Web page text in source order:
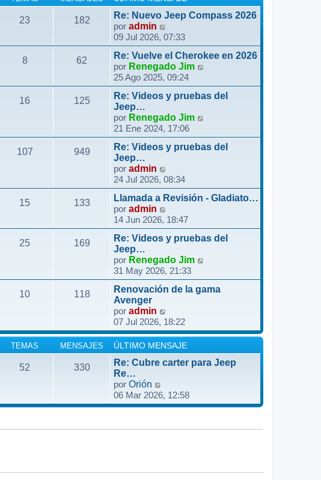
j
e
n
s
a
j
e
m
o
e
n
s
a
j
e
l
m
o
m
e
n
s
a
j
e
23 182
Re: Nuevo Jeep Compass 2026
por admin
e
r
ú
l
t
i
o
m
e
n
a
j
e
09 Jul 2026, 07:33
8 62
Re: Vuelve el Cherokee en 2026
por Renegado Jim
r
ú
i
m
n
s
j
e
25 Ago 2025, 09:24
16 125
Re: Videos y pruebas del
Jeep…
por Renegado Jim
r
ú
i
m
e
n
j
e
21 Ene 2024, 17:06
107 949
Re: Videos y pruebas del
Jeep…
por admin
e
r
ú
l
t
i
o
m
e
n
a
j
e
24 Jul 2026, 08:34
15 133
Llamada a Revisión - Gladiato…
por admin
e
r
ú
l
t
i
m
e
n
s
a
j
14 Jun 2026, 18:47
25 169
Re: Videos y pruebas del
Jeep…
por Renegado Jim
r
ú
i
m
o
m
a
e
31 May 2026, 21:33
10 118
Renovación de la gama
Avenger
por admin
e
r
ú
l
t
m
o
j
07 Jul 2026, 18:22
TEMAS MENSAJES ÚLTIMO MENSAJE
52 330
Re: Cubre carter para Jeep
Re…
por Orión
e
r
l
o
06 Mar 2026, 12:58